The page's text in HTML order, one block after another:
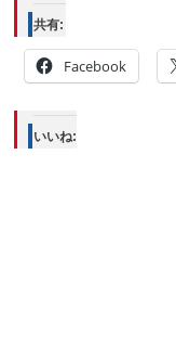
共有:
Facebook
いいね: